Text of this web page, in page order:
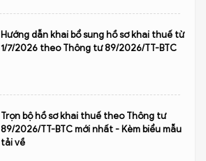
Hướng dẫn khai bổ sung hồ sơ khai thuế từ
1/7/2026 theo Thông tư 89/2026/TT-BTC
Trọn bộ hồ sơ khai thuế theo Thông tư
89/2026/TT-BTC mới nhất - Kèm biểu mẫu
tải về